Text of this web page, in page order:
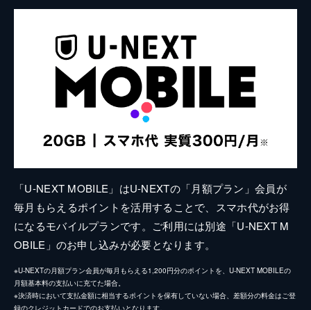
「U-NEXT MOBILE」はU-NEXTの「月額プラン」会員が
毎月もらえるポイントを活用することで、スマホ代がお得
になるモバイルプランです。ご利用には別途「U-NEXT M
OBILE」のお申し込みが必要となります。
※U-NEXTの月額プラン会員が毎月もらえる1,200円分のポイントを、U-NEXT MOBILEの
月額基本料の支払いに充てた場合。
※決済時において支払金額に相当するポイントを保有していない場合、差額分の料金はご登